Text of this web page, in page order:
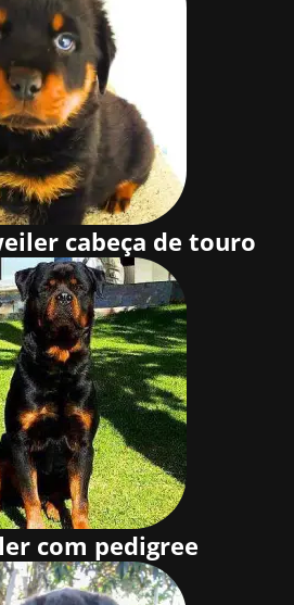
cabeça de touro
com pedigree